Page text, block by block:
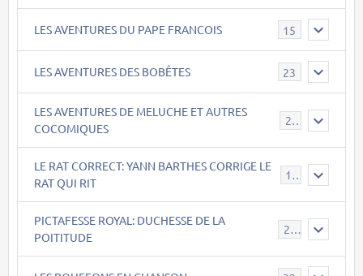
LES AVENTURES DU PAPE FRANCOIS 15
LES AVENTURES DES BOBÊTES 23
LES AVENTURES DE MELUCHE ET AUTRES
COCOMIQUES
22
LE RAT CORRECT: YANN BARTHES CORRIGE LE
RAT QUI RIT
15
PICTAFESSE ROYAL: DUCHESSE DE LA
POITITUDE
23